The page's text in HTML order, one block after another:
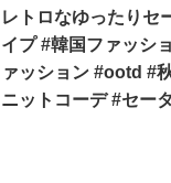
レトロなゆったり
イプ #韓国ファッシ
ァッション #ootd #
ニットコーデ #セー